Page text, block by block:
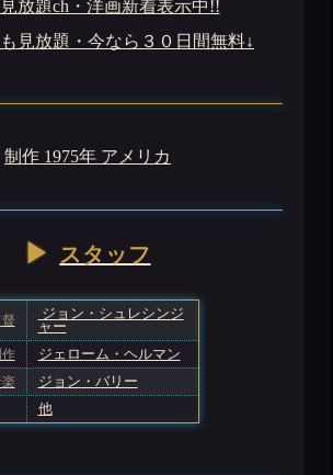
放題ch・洋画新着表示中!!
見放題・今なら３０日間無料↓
制作 1975年 アメリカ
スタッフ
ジョン・シュレシンジ
ャー
ジェローム・ヘルマン
ジョン・バリー
他